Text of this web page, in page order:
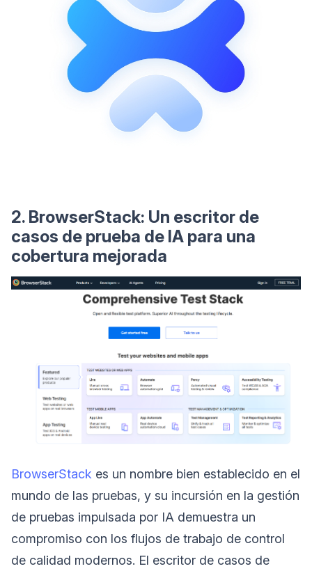
2. BrowserStack: Un escritor de
casos de prueba de IA para una
cobertura mejorada
BrowserStack es un nombre bien establecido en el
mundo de las pruebas, y su incursión en la gestión
de pruebas impulsada por IA demuestra un
compromiso con los flujos de trabajo de control
de calidad modernos. El escritor de casos de